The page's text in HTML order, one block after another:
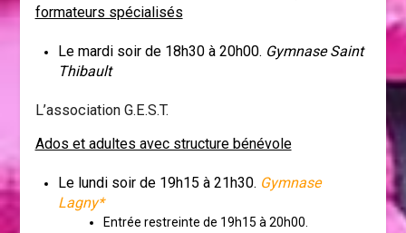
formateurs spécialisés
Le mardi soir de 18h30 à 20h00. Gymnase Saint
Thibault
L’association G.E.S.T.
Ados et adultes avec structure bénévole
Le lundi soir de 19h15 à 21h30. Gymnase
Lagny*
Entrée restreinte de 19h15 à 20h00.